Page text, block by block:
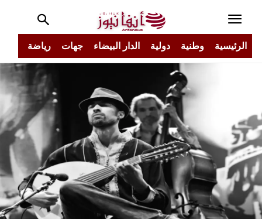
الرئيسية وطنية دولية الدار البيضاء جهات رياضة